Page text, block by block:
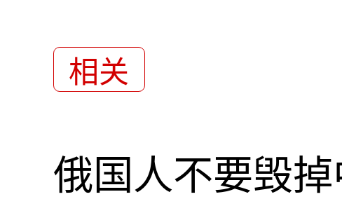
相关
俄国人不要毁